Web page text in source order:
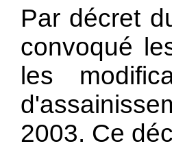
Par décret
convoqué
les
2003. Ce